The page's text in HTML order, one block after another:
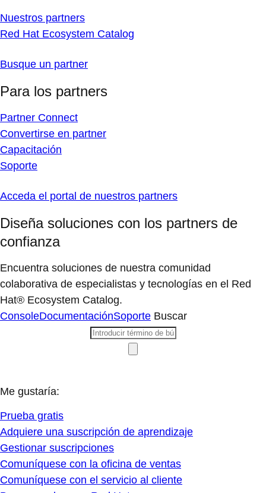
Nuestros partners
Red Hat Ecosystem Catalog
Busque un partner
Para los partners
Partner Connect
Convertirse en partner
Capacitación
Soporte
Acceda el portal de nuestros partners
Diseña soluciones con los partners de
confianza
Encuentra soluciones de nuestra comunidad
colaborativa de especialistas y tecnologías en el Red
Hat® Ecosystem Catalog.
ConsoleDocumentaciónSoporte Buscar
Me gustaría:
Prueba gratis
Adquiere una suscripción de aprendizaje
Gestionar suscripciones
Comuníquese con la oficina de ventas
Comuníquese con el servicio al cliente